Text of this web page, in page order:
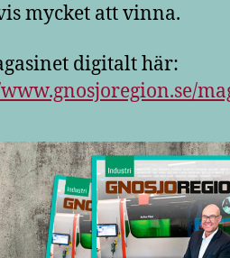
mycket att vinna.
digitalt här: